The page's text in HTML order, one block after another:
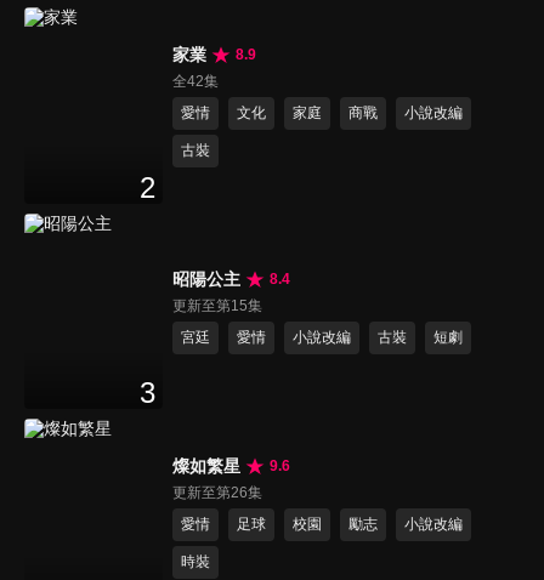
2
家業
8.9
全42集
愛情
文化 家庭 商戰 小說改編
古裝
3
昭陽公主
8.4
更新至第15集
宮廷
愛情 小說改編 古裝 短劇
燦如繁星
9.6
更新至第26集
愛情
足球 校園 勵志 小說改編
時裝